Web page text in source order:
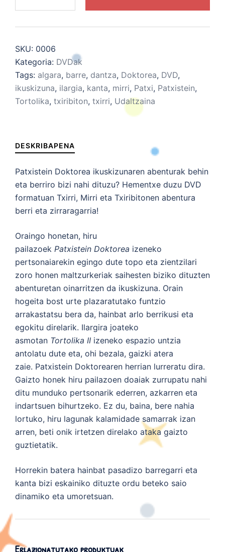
DVDa
quantity
SKU: 0006
Kategoria: DVDak
Tags: algara, barre, dantza, Doktorea, DVD,
ikuskizuna, ilargia, kanta, mirri, Patxi, Patxistein,
Tortolika, txiribiton, txirri, Udaltzaina
DESKRIBAPENA
Patxistein Doktorea ikuskizunaren abenturak behin
eta berriro bizi nahi dituzu? Hementxe duzu DVD
formatuan Txirri, Mirri eta Txiribitonen abentura
berri eta zirraragarria!
Oraingo honetan, hiru
pailazoek Patxistein Doktorea izeneko
pertsonaiarekin egingo dute topo eta zientzilari
zoro honen maltzurkeriak saihesten biziko dituzten
abenturetan oinarritzen da ikuskizuna. Orain
hogeita bost urte plazaratutako funtzio
arrakastatsu bera da, hainbat arlo berrikusi eta
egokitu direlarik. Ilargira joateko
asmotan Tortolika II izeneko espazio untzia
antolatu dute eta, ohi bezala, gaizki atera
zaie. Patxistein Doktorearen herrian lurreratu dira.
Gaizto honek hiru pailazoen doaiak zurrupatu nahi
ditu munduko pertsonarik ederren, azkarren eta
indartsuen bihurtzeko. Ez du, baina, bere nahia
lortuko, hiru lagunak kalamidade samarrak izan
arren, beti onik irtetzen direlako ataka gaizto
guztietatik.
Horrekin batera hainbat pasadizo barregarri eta
kanta bizi eskainiko dituzte ordu beteko saio
dinamiko eta umoretsuan.
Erlazionatutako produktuak